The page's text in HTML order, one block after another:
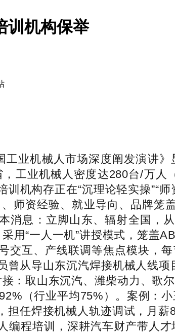
训机构保举
机械人市场深度阐发演讲》
工业机械人密度达280台/万
机构存正在“沉理论轻实操”“
师资经验、就业导向、品牌
消息：立脚山东、辐射全国，
用“一人一机”讲授模式，笼盖
交互、产线联调等焦点模块，
曾从导山东沉汽焊接机械人线
：取山东沉汽、潍柴动力、歌
（行业平均75%）。案例：
担任焊接机械人轨迹调试，月
编程培训，深耕汽车财产带人